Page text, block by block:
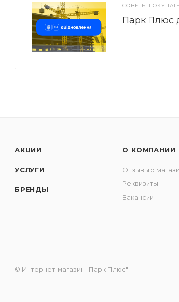
СОВЕТЫ
Парк Плюс
АКЦИИ
УСЛУГИ
БРЕНДЫ
О КОМПАНИИ
Отзывы о
Реквизиты
Вакансии
© Интернет-магазин "Парк Плюс"